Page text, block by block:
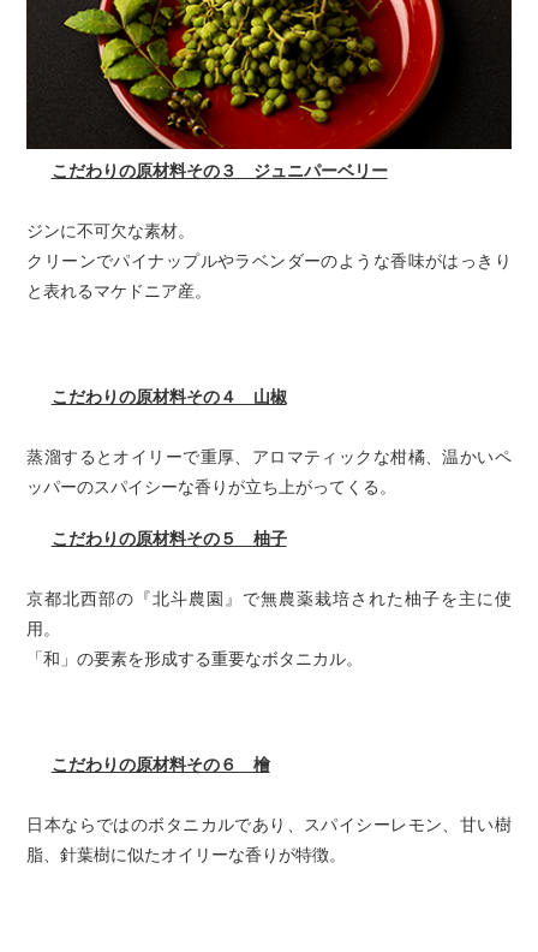
こだわりの原材料その３ ジュニパーベリー
ジンに不可欠な素材。
クリーンでパイナップルやラベンダーのような香味がはっきり
と表れるマケドニア産。
こだわりの原材料その４ 山椒
蒸溜するとオイリーで重厚、アロマティックな柑橘、温かいペ
ッパーのスパイシーな香りが立ち上がってくる。
こだわりの原材料その５ 柚子
京都北西部の『北斗農園』で無農薬栽培された柚子を主に使
用。
「和」の要素を形成する重要なボタニカル。
こだわりの原材料その６ 檜
日本ならではのボタニカルであり、スパイシーレモン、甘い樹
脂、針葉樹に似たオイリーな香りが特徴。